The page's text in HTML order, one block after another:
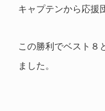
キャプテンから応援
この勝利でベスト８
ました。